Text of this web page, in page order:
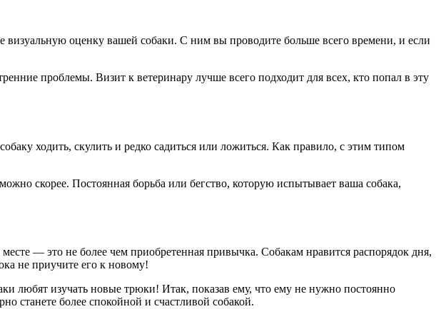
визуальную оценку вашей собаки. С ним вы проводите больше всего времени, и если
проблемы. Визит к ветеринару лучше всего подходит для всех, кто попал в эту
ходить, скулить и редко садиться или ложиться. Как правило, с этим типом
скорее. Постоянная борьба или бегство, которую испытывает ваша собака,
— это не более чем приобретенная привычка. Собакам нравится распорядок дня,
не приучите его к новому!
любят изучать новые трюки! Итак, показав ему, что ему не нужно постоянно
станете более спокойной и счастливой собакой.